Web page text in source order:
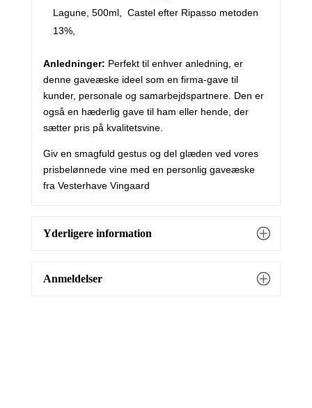
Lagune, 500ml, Castel efter Ripasso metoden
13%,
Anledninger: Perfekt til enhver anledning, er
denne gaveæske ideel som en firma-gave til
kunder, personale og samarbejdspartnere. Den er
også en hæderlig gave til ham eller hende, der
sætter pris på kvalitetsvine.
Giv en smagfuld gestus og del glæden ved vores
prisbelønnede vine med en personlig gaveæske
fra Vesterhave Vingaard
Yderligere information
Anmeldelser